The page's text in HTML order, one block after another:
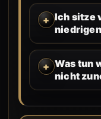
Ich sitze
Was tun
nicht